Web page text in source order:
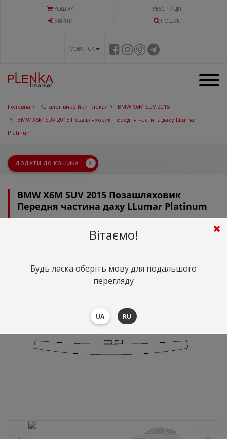
КОШИК
РЕЄСТРАЦІЯ
УВIЙТИ
ПОШУК
МОВА UA
Головна Каталог викрійки і лекал
BMW X6M SUV 2015
BMW X6M SUV 2015 Позашляховик Передня частина даху LLumar
Platinum
ДОДАТИ ДО КОШИКА
BMW X6M SUV 2015 Позашляховик
Передня частина даху LLumar Platinum
грн.($12.96)
Вітаємо!
Будь ласка оберіть мову для подальшого
перегляду
UA RU